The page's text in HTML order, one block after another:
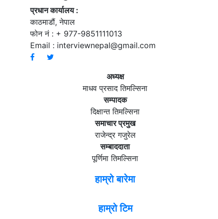
प्रधान कार्यालय :
काठमाडौं, नेपाल
फोन नं : + 977-9851111013
Email : interviewnepal@gmail.com
अध्यक्ष
माधव प्रसाद तिमल्सिना
सम्पादक
दिक्षान्त तिमल्सिना
समाचार प्रमुख
राजेन्द्र गजुरेल
सम्बाददाता
पूर्णिमा तिमल्सिना
हाम्रो बारेमा
हाम्रो टिम